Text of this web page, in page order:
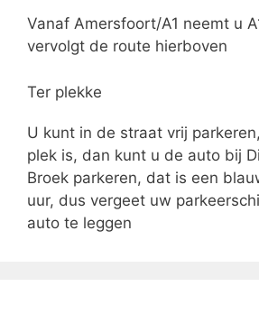
Vanaf Amersfoort/A1 neemt u
vervolgt de route hierboven
Ter plekke
U kunt in de straat vrij
plek is, dan kunt u de auto bij
Broek parkeren, dat is een
uur, dus vergeet uw
auto te leggen